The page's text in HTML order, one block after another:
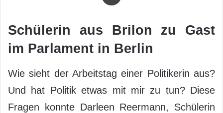
Schülerin aus Brilon zu Gast
im Parlament in Berlin
Wie sieht der Arbeitstag einer Politikerin aus?
Und hat Politik etwas mit mir zu tun? Diese
Fragen konnte Darleen Reermann, Schülerin